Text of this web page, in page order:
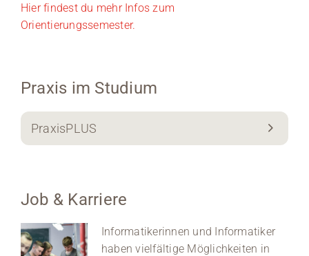
Hier findest du mehr Infos zum
Orientierungssemester.
Praxis im Studium
PraxisPLUS
Job & Karriere
Informatikerinnen und Informatiker
haben vielfältige Möglichkeiten in